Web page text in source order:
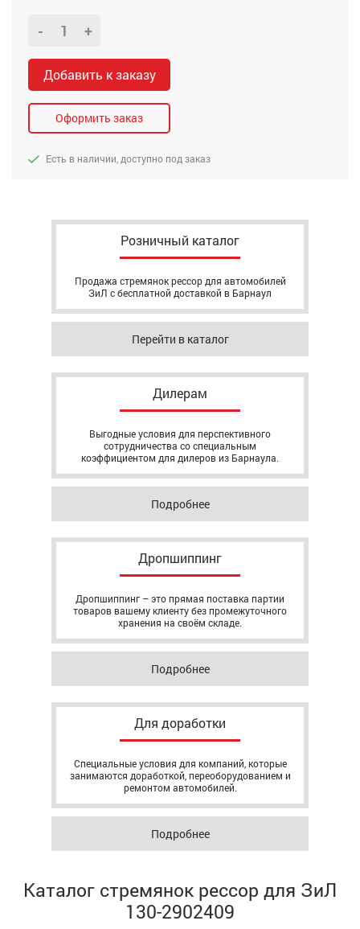
- +
Добавить к заказу
Оформить заказ
Есть в наличии, доступно под заказ
Розничный каталог
Продажа стремянок рессор для автомобилей
ЗиЛ с бесплатной доставкой в Барнаул
Перейти в каталог
Дилерам
Выгодные условия для перспективного
сотрудничества со специальным
коэффициентом для дилеров из Барнаула.
Подробнее
Дропшиппинг
Дропшиппинг – это прямая поставка партии
товаров вашему клиенту без промежуточного
хранения на своём складе.
Подробнее
Для доработки
Специальные условия для компаний, которые
занимаются доработкой, переоборудованием и
ремонтом автомобилей.
Подробнее
Каталог стремянок рессор для ЗиЛ
130-2902409